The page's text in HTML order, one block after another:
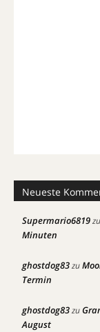
Neueste
Supermario6819zu
Minuten
ghostdog83zu
Termin
ghostdog83zu
August